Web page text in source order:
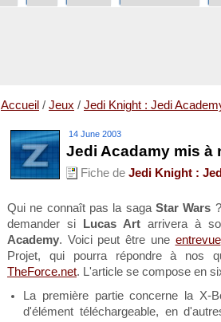
Accueil / Jeux / Jedi Knight : Jedi
14 June 2003
Jedi Acadamy mis à
Fiche de Jedi Knight :
Qui ne connaît pas la saga Star Wars
demander si
Lucas Art arrivera à
Academy. Voici peut être une entrevue
Projet, qui pourra répondre à nos
TheForce.net. L'article se compose en
La première partie concerne la
d'élément téléchargeable, en